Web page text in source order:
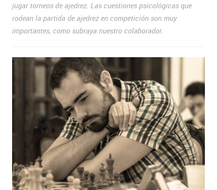
jugar torneos de ajedrez. Las cuestiones psicológicas que
rodean la partida de ajedrez en competición son muy
importantes, como subraya nuestro colaborador.